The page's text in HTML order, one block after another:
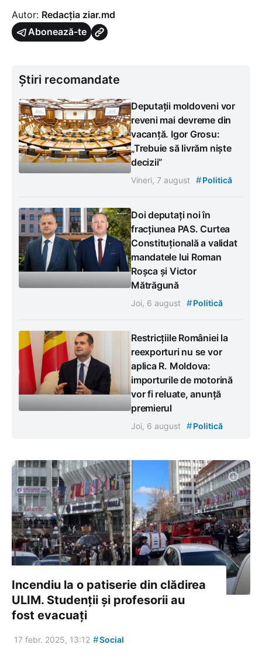
Autor: Redacția ziar.md
Abonează-te
Știri recomandate
Deputații moldoveni vor
reveni mai devreme din
vacanță. Igor Grosu:
„Trebuie să livrăm niște
decizii”
Vineri, 7 august #Politică
Doi deputați noi în
fracțiunea PAS. Curtea
Constituțională a validat
mandatele lui Roman
Roșca și Victor
Mătrăgună
Joi, 6 august #Politică
Restricțiile României la
reexporturi nu se vor
aplica R. Moldova:
importurile de motorină
vor fi reluate, anunță
premierul
Joi, 6 august #Politică
Incendiu la o patiserie din clădirea
ULIM. Studenții și profesorii au
fost evacuați
17 febr. 2025, 13:12 #Social